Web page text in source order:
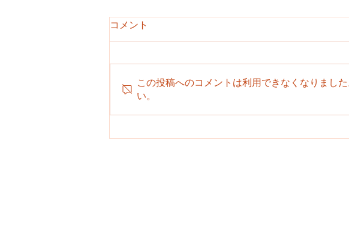
６月１８日 おたんじょう会
６／
コメント
この投稿へのコメントは利用できなくなりまし
い。